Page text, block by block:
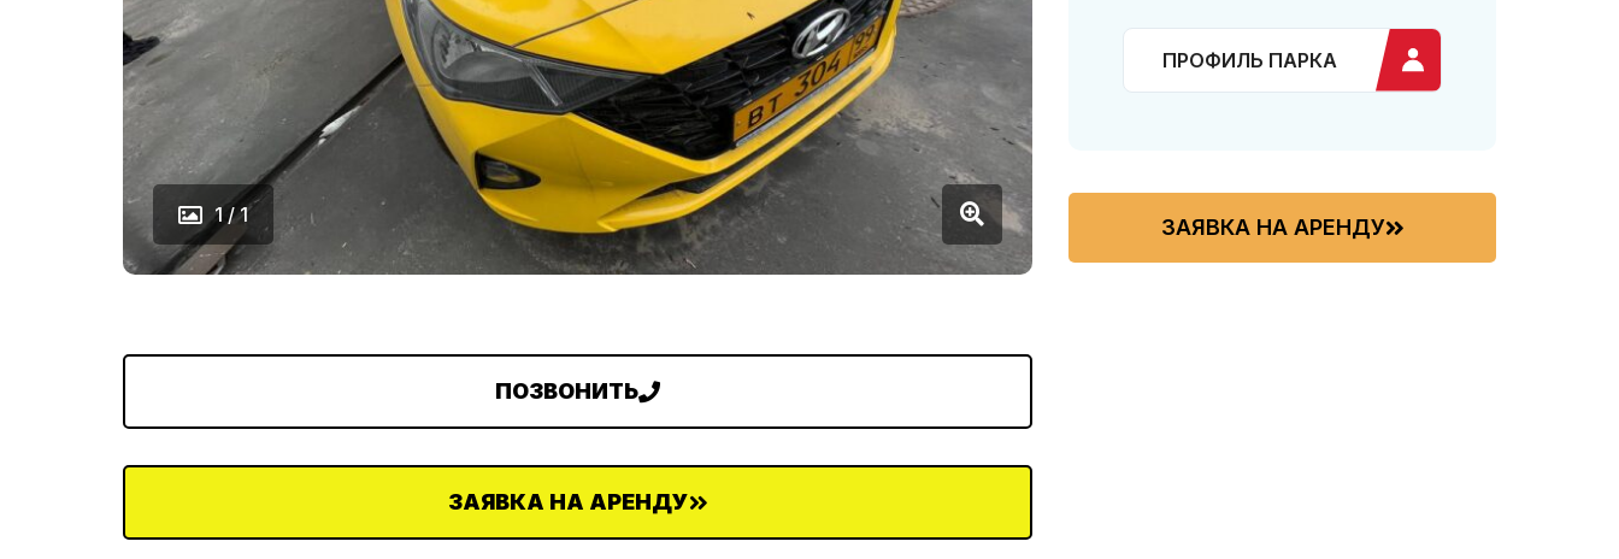
1 / 1
ПОЗВОНИТЬ
ЗАЯВКА НА АРЕНДУ
ПРОФИЛЬ ПАРКА
ЗАЯВКА НА АРЕНДУ